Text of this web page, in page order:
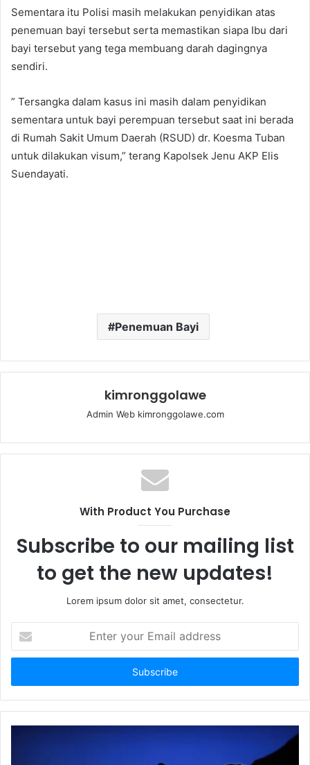
Sementara itu Polisi masih melakukan penyidikan atas
penemuan bayi tersebut serta memastikan siapa Ibu dari
bayi tersebut yang tega membuang darah dagingnya
sendiri.
” Tersangka dalam kasus ini masih dalam penyidikan
sementara untuk bayi perempuan tersebut saat ini berada
di Rumah Sakit Umum Daerah (RSUD) dr. Koesma Tuban
untuk dilakukan visum,” terang Kapolsek Jenu AKP Elis
Suendayati.
Penemuan Bayi
kimronggolawe
Admin Web kimronggolawe.com
With Product You Purchase
Subscribe to our mailing list
to get the new updates!
Lorem ipsum dolor sit amet, consectetur.
t
r
y